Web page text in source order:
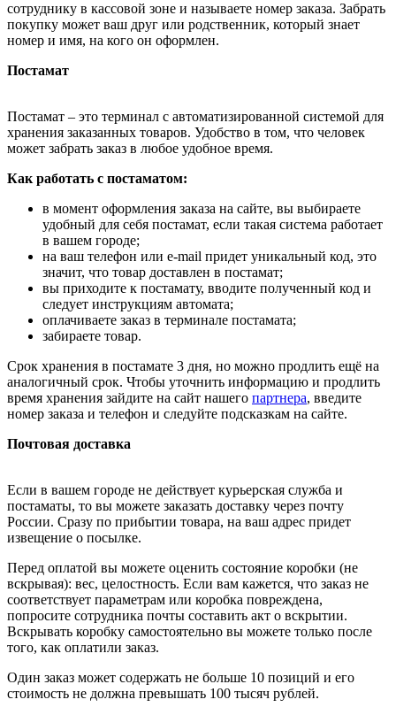
сотруднику в кассовой зоне и называете номер заказа. Забрать
покупку может ваш друг или родственник, который знает
номер и имя, на кого он оформлен.
Постамат
Постамат – это терминал с автоматизированной системой для
хранения заказанных товаров. Удобство в том, что человек
может забрать заказ в любое удобное время.
Как работать с постаматом:
в момент оформления заказа на сайте, вы выбираете
удобный для себя постамат, если такая система работает
в вашем городе;
на ваш телефон или e-mail придет уникальный код, это
значит, что товар доставлен в постамат;
вы приходите к постамату, вводите полученный код и
следует инструкциям автомата;
оплачиваете заказ в терминале постамата;
забираете товар.
Срок хранения в постамате 3 дня, но можно продлить ещё на
аналогичный срок. Чтобы уточнить информацию и продлить
время хранения зайдите на сайт нашего партнера, введите
номер заказа и телефон и следуйте подсказкам на сайте.
Почтовая доставка
Если в вашем городе не действует курьерская служба и
постаматы, то вы можете заказать доставку через почту
России. Сразу по прибытии товара, на ваш адрес придет
извещение о посылке.
Перед оплатой вы можете оценить состояние коробки (не
вскрывая): вес, целостность. Если вам кажется, что заказ не
соответствует параметрам или коробка повреждена,
попросите сотрудника почты составить акт о вскрытии.
Вскрывать коробку самостоятельно вы можете только после
того, как оплатили заказ.
Один заказ может содержать не больше 10 позиций и его
стоимость не должна превышать 100 тысяч рублей.